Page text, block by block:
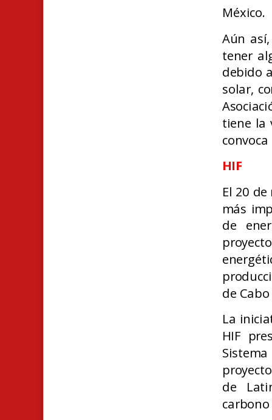
México.
Aún
tener
debido
solar,
tiene la
HIF
El 20
más
de
de
La
HIF
de